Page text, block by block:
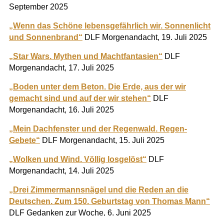
September 2025
„Wenn das Schöne lebensgefährlich wir. Sonnenlicht
und Sonnenbrand“ DLF Morgenandacht, 19. Juli 2025
„Star Wars. Mythen und Machtfantasien“ DLF
Morgenandacht, 17. Juli 2025
„Boden unter dem Beton. Die Erde, aus der wir
gemacht sind und auf der wir stehen“ DLF
Morgenandacht, 16. Juli 2025
„Mein Dachfenster und der Regenwald. Regen-
Gebete“ DLF Morgenandacht, 15. Juli 2025
„Wolken und Wind. Völlig losgelöst“ DLF
Morgenandacht, 14. Juli 2025
„Drei Zimmermannsnägel und die Reden an die
Deutschen. Zum 150. Geburtstag von Thomas Mann“
DLF Gedanken zur Woche, 6. Juni 2025